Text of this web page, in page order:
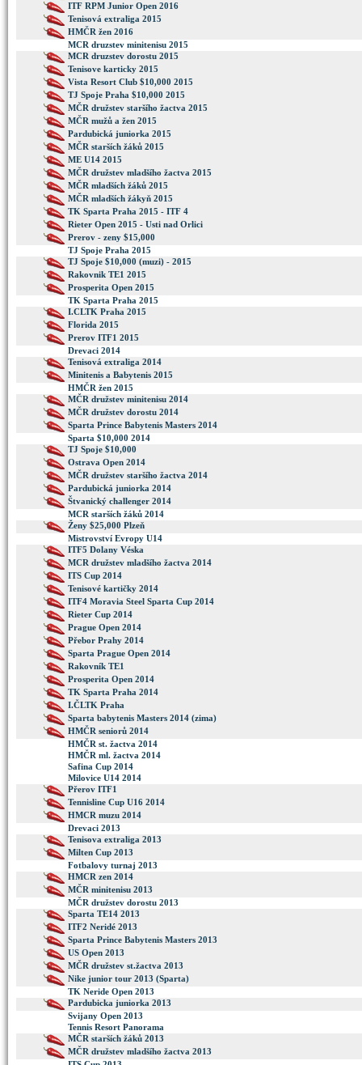
ITF RPM Junior Open 2016
Tenisová extraliga 2015
HMČR žen 2016
MCR druzstev minitenisu 2015
MCR druzstev dorostu 2015
Tenisove karticky 2015
Vista Resort Club $10,000 2015
TJ Spoje Praha $10,000 2015
MČR družstev staršího žactva 2015
MČR mužů a žen 2015
Pardubická juniorka 2015
MČR starších žáků 2015
ME U14 2015
MČR družstev mladšího žactva 2015
MČR mladších žáků 2015
MČR mladších žákyň 2015
TK Sparta Praha 2015 - ITF 4
Rieter Open 2015 - Usti nad Orlici
Prerov - zeny $15,000
TJ Spoje Praha 2015
TJ Spoje $10,000 (muzi) - 2015
Rakovnik TE1 2015
Prosperita Open 2015
TK Sparta Praha 2015
I.CLTK Praha 2015
Florida 2015
Prerov ITF1 2015
Drevaci 2014
Tenisová extraliga 2014
Minitenis a Babytenis 2015
HMČR žen 2015
MČR družstev minitenisu 2014
MČR družstev dorostu 2014
Sparta Prince Babytenis Masters 2014
Sparta $10,000 2014
TJ Spoje $10,000
Ostrava Open 2014
MČR družstev staršího žactva 2014
Pardubická juniorka 2014
Štvanický challenger 2014
MCR starších žáků 2014
Ženy $25,000 Plzeň
Mistrovství Evropy U14
ITF5 Dolany Véska
MCR družstev mladšího žactva 2014
ITS Cup 2014
Tenisové kartičky 2014
ITF4 Moravia Steel Sparta Cup 2014
Rieter Cup 2014
Prague Open 2014
Přebor Prahy 2014
Sparta Prague Open 2014
Rakovník TE1
Prosperita Open 2014
TK Sparta Praha 2014
I.ČLTK Praha
Sparta babytenis Masters 2014 (zima)
HMČR seniorů 2014
HMČR st. žactva 2014
HMČR ml. žactva 2014
Safina Cup 2014
Milovice U14 2014
Přerov ITF1
Tennisline Cup U16 2014
HMCR muzu 2014
Drevaci 2013
Tenisova extraliga 2013
Milten Cup 2013
Fotbalovy turnaj 2013
HMCR zen 2014
MČR minitenisu 2013
MČR družstev dorostu 2013
Sparta TE14 2013
ITF2 Neridé 2013
Sparta Prince Babytenis Masters 2013
US Open 2013
MČR družstev st.žactva 2013
Nike junior tour 2013 (Sparta)
TK Neride Open 2013
Pardubicka juniorka 2013
Svijany Open 2013
Tennis Resort Panorama
MČR starších žáků 2013
MČR družstev mladšího žactva 2013